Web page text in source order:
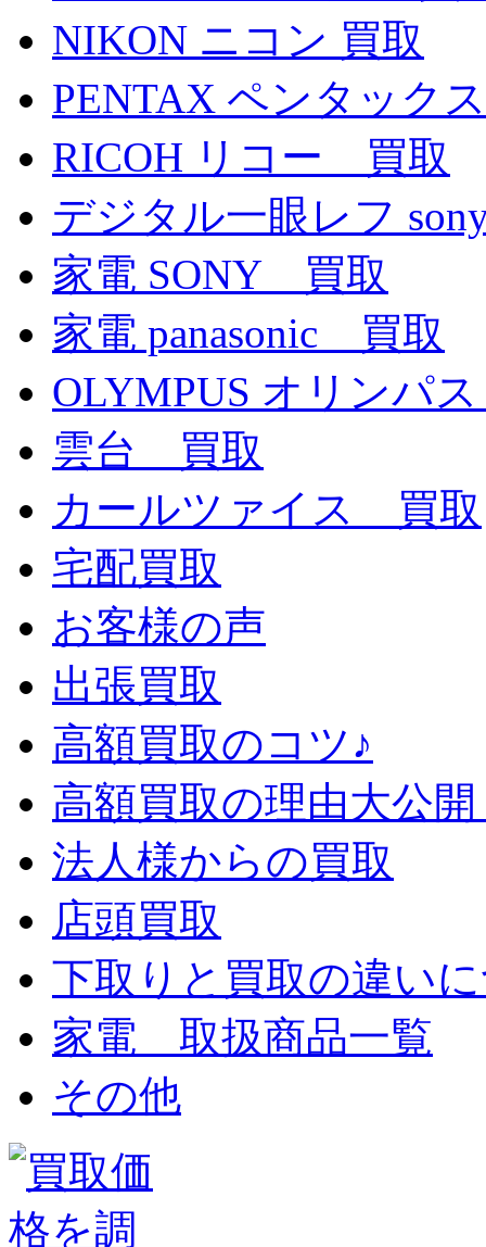
NIKON ニコン 買取
PENTAX ペンタック
RICOH リコー 買取
デジタル一眼レフ
家電 SONY 買取
家電 panasonic 買取
OLYMPUS オリンパ
雲台 買取
カールツァイス 買取
宅配買取
お客様の声
出張買取
高額買取のコツ♪
高額買取の理由大公開
法人様からの買取
店頭買取
下取りと買取の違い
家電 取扱商品一覧
その他